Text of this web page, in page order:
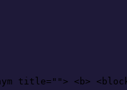
title=""> <b>